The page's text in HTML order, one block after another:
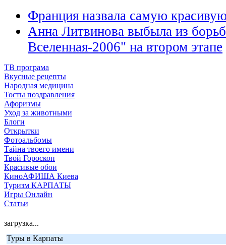
Франция назвала самую
Анна Литвинова выбыла из
Вселенная-2006" на втором этапе
ТВ програма
Вкусные рецепты
Народная медицина
Тосты поздравления
Афоризмы
Уход за животными
Блоги
Открытки
Фотоальбомы
Тайна твоего имени
Твой Гороскоп
Красивые обои
КиноАФИША Киева
Туризм КАРПАТЫ
Игры Онлайн
Статьи
загрузка...
Туры в Карпаты